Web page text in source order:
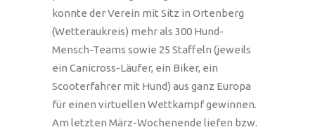
konnte der Verein mit Sitz in Ortenberg
(Wetteraukreis) mehr als 300 Hund-
Mensch-Teams sowie 25 Staffeln (jeweils
ein Canicross-Läufer, ein Biker, ein
Scooterfahrer mit Hund) aus ganz Europa
für einen virtuellen Wettkampf gewinnen.
Am letzten März-Wochenende liefen bzw.